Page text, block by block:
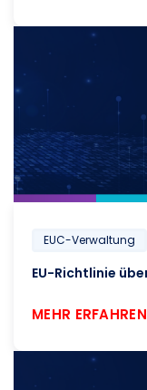
EUC-Verwaltung
MEHR ERFAHREN